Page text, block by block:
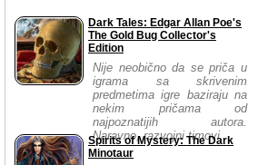
Dark Tales: Edgar Allan Poe's
The Gold Bug Collector's
Edition
Nije neobično da se priča u
igrama sa skrivenim
predmetima igre baziraju na
nekim pričama od
najpoznatijih autora.
Naravno, razvojni timovi...
Spirits of Mystery: The Dark
Minotaur